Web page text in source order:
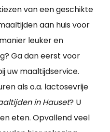
van een geschikte
aan huis voor
leuker en
Ga dan eerst voor
uw maaltijdservice.
als o.a. lactosevrije
in Hauset? U
eten. Opvallend veel